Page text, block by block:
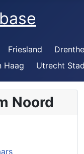
Friesland Drenthe
Haag Utrecht Stad
Noord